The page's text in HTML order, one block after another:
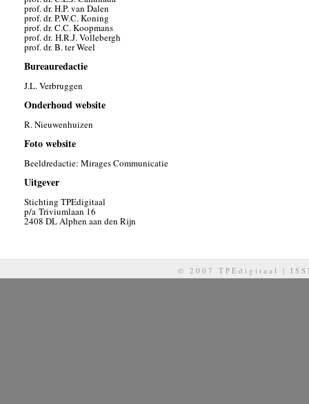
prof. dr. H.P. van Dalen
prof. dr. P.W.C. Koning
prof. dr. C.C. Koopmans
prof. dr. H.R.J. Vollebergh
prof. dr. B. ter Weel
Bureauredactie
J.L. Verbruggen
Onderhoud website
R. Nieuwenhuizen
Foto website
Beeldredactie: Mirages Communicatie
Uitgever
Stichting TPEdigitaal
p/a Triviumlaan 16
2408 DL Alphen aan den Rijn
© 2007 TPEdigitaal |